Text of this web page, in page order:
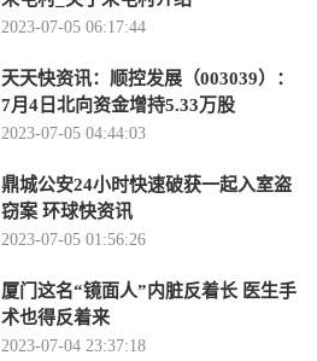
2023-07-05 06:17:44
天天快资讯：顺控发展（003039）：
7月4日北向资金增持5.33万股
2023-07-05 04:44:03
鼎城公安24小时快速破获一起入室盗
窃案 环球快资讯
2023-07-05 01:56:26
厦门这名“镜面人”内脏反着长 医生手
术也得反着来
2023-07-04 23:37:18